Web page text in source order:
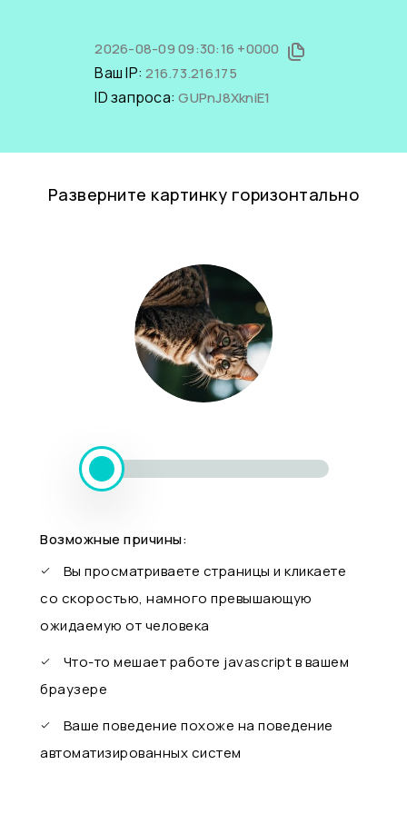
2026-08-09 09:30:16 +0000
Ваш IP:216.73.216.175
ID запроса:GUPnJ8XkniE1
Разверните картинку горизонтально
Возможные причины:
Вы просматриваете страницы и кликаете
со скоростью, намного превышающую
ожидаемую от человека
Что-то мешает работе javascript в вашем
браузере
Ваше поведение похоже на поведение
автоматизированных систем